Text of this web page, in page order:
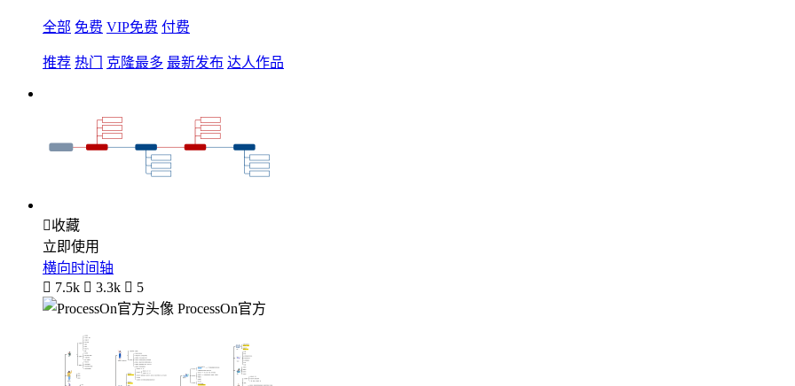
全部 免费 VIP免费 付费
推荐 热门 克隆最多 最新发布 达人作品
收藏
立即使用
横向时间轴
 7.5k  3.3k  5
ProcessOn官方